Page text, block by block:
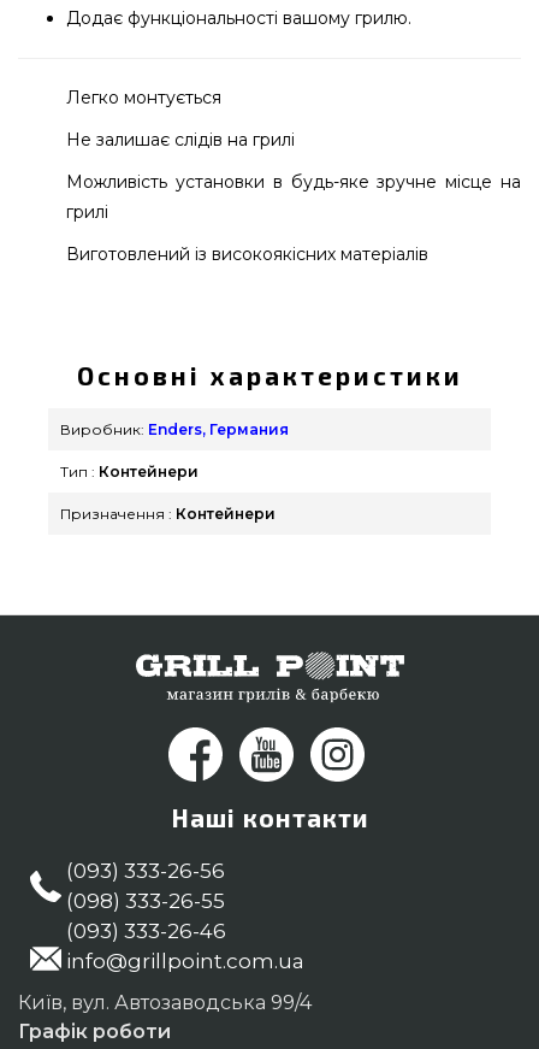
Додає функціональності вашому грилю.
Легко монтується
Не залишає слідів на грилі
Можливість установки в будь-яке зручне місце на
грилі
Виготовлений із високоякісних матеріалів
за доступною вартістю всего 894 грн. в магазині
грилів Гриль Поінт. Дивіться і купуйте також Інше
в онлайн каталозі GrillPoint. Зателефонуйте
номер (044) 334-76-95 и мы запропонуємо Вам
клієнтам у міста: Полтава, Кам'янець-Подільський,
Основні характеристики
Виробник: Enders, Германия
Тип : Контейнери
Призначення : Контейнери
Наші контакти
(093) 333-26-56
(098) 333-26-55
(093) 333-26-46
info@grillpoint.com.ua
Київ, вул. Автозаводська 99/4
Графік роботи